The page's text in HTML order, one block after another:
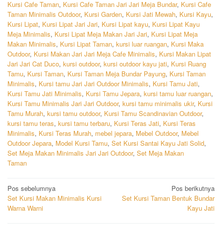
Kursi Cafe Taman, Kursi Cafe Taman Jari Jari Meja Bundar, Kursi Cafe
Taman Minimalis Outdoor, Kursi Garden, Kursi Jati Mewah, Kursi Kayu,
Kursi Lipat, Kursi Lipat Jari Jari, Kursi Lipat kayu, Kursi Lipat Kayu
Meja Minimalis, Kursi Lipat Meja Makan Jari Jari, Kursi Lipat Meja
Makan Minimalis, Kursi Lipat Taman, kursi luar ruangan, Kursi Maka
Outdoor, Kursi Makan Jari Jari Meja Cafe Minimalis, Kursi Makan Lipat
Jari Jari Cat Duco, kursi outdoor, kursi outdoor kayu jati, Kursi Ruang
Tamu, Kursi Taman, Kursi Taman Meja Bundar Payung, Kursi Taman
Minimalis, Kursi tamu Jari Jari Outdoor Minimalis, Kursi Tamu Jati,
Kursi Tamu Jati Minimalis, Kursi Tamu Jepara, kursi tamu luar ruangan,
Kursi Tamu Minimalis Jari Jari Outdoor, kursi tamu minimalis ukir, Kursi
Tamu Murah, kursi tamu outdoor, Kursi Tamu Scandinavian Outdoor,
kursi tamu teras, kursi tamu terbaru, Kursi Teras Jati, Kursi Teras
Minimalis, Kursi Teras Murah, mebel jepara, Mebel Outdoor, Mebel
Outdoor Jepara, Model Kursi Tamu, Set Kursi Santai Kayu Jati Solid,
Set Meja Makan Minimalis Jari Jari Outdoor, Set Meja Makan
Taman
Navigasi
pos
Pos sebelumnya
Set Kursi Makan Minimalis Kursi
Warna Warni
Pos berikutnya
Set Kursi Taman Bentuk Bundar
Kayu Jati